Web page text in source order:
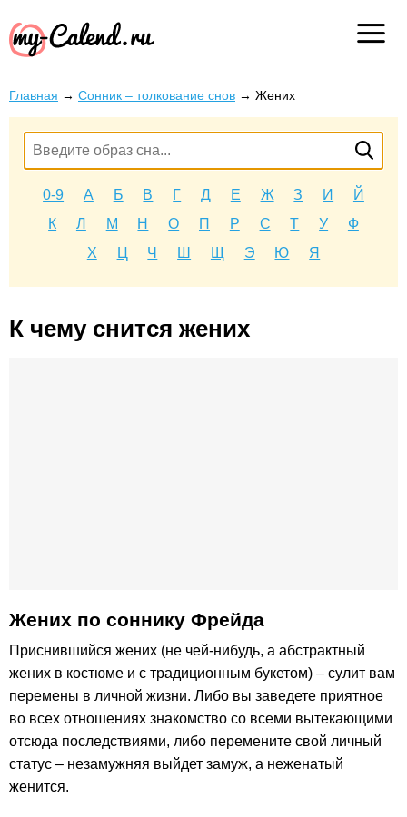
Главная → Сонник – толкование снов → Жених
0-9 А Б В Г Д Е Ж З И
Й
К
Л М Н О П Р С Т У
Ф
Х
Ц Ч Ш Щ Э Ю Я
К чему снится жених
Жених по соннику Фрейда
Приснившийся жених (не чей-нибудь, а абстрактный
жених в костюме и с традиционным букетом) – сулит вам
перемены в личной жизни. Либо вы заведете приятное
во всех отношениях знакомство со всеми вытекающими
отсюда последствиями, либо перемените свой личный
статус – незамужняя выйдет замуж, а неженатый
женится.